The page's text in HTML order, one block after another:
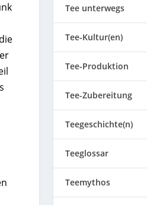
Tee unterwegs
Tee-Kultur(en)
Tee-Produktion
Tee-Zubereitung
Teegeschichte(n)
Teeglossar
Teemythos